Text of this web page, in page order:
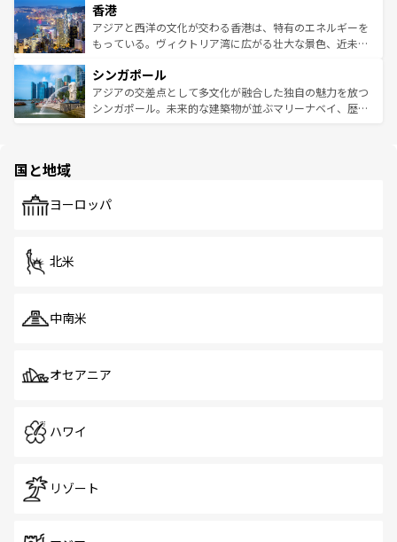
とつ。フォーやバインミー、ベトナムコーヒーなどは、ぜ
ひ現地で味わいたい。どの地域を訪れてもあたたかい人々
が旅行者を迎えてくれるので、きっと忘れられない旅にな
参照してほしい。
の活気が交差している。北部ではチェンマイなどの山岳地
帯で自然と触れ合い、南部ではプーケットやクラビの美し
いビーチでリゾート気分を楽しむことができる。タイ料理
激する。気候は一年中温暖で、どの季節にも異なる楽しみ
が待っている。親しみやすいタイの人々、仏教を中心とし
た文化、そして多様な観光資源が、訪れる旅人を魅了し続
香港
アジアと西洋の文化が交わる香港は、特有のエネルギーを
もっている。ヴィクトリア湾に広がる壮大な景色、近未来
み、どこを訪れても感動するはず。観光スポットが密集し
ており、効率よく見どころを回れるのも魅力。息をのむよ
うな絶景から文化的な体験まで、香港を存分に楽しみ尽く
シンガポール
アジアの交差点として多文化が融合した独自の魅力を放つ
シンガポール。未来的な建築物が並ぶマリーナベイ、歴史
で、ホーカーズは地元の風情を楽しめる外せないスポット
国と地域
ヨーロッパ
北米
中南米
オセアニア
ハワイ
リゾート